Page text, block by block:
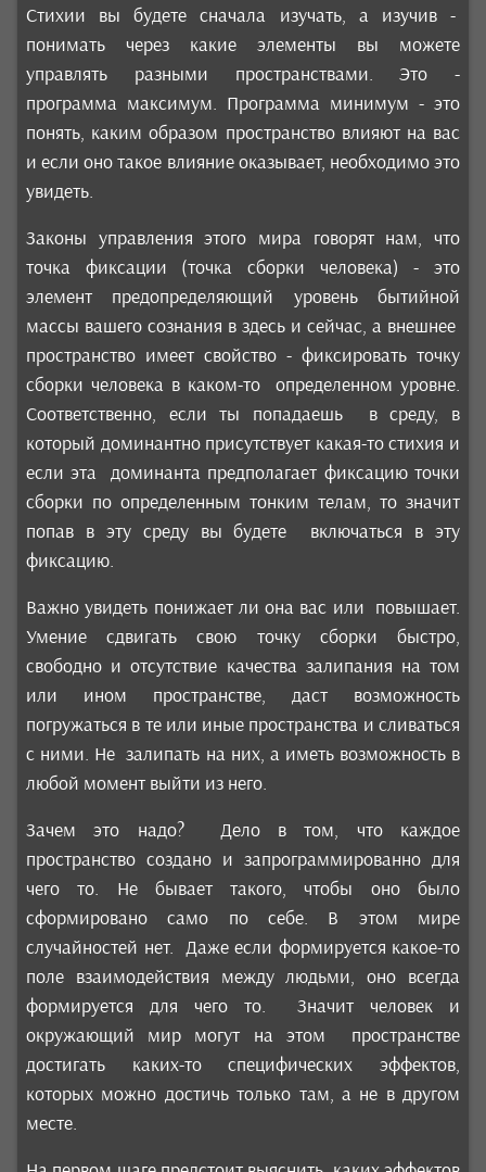
Стихии вы будете сначала изучать, а изучив -
понимать через какие элементы вы можете
управлять разными пространствами. Это -
программа максимум. Программа минимум - это
понять, каким образом пространство влияют на вас
и если оно такое влияние оказывает, необходимо это
увидеть.
Законы управления этого мира говорят нам, что
точка фиксации (точка сборки человека) - это
элемент предопределяющий уровень бытийной
массы вашего сознания в здесь и сейчас, а внешнее
пространство имеет свойство - фиксировать точку
сборки человека в каком-то определенном уровне.
Соответственно, если ты попадаешь в среду, в
который доминантно присутствует какая-то стихия и
если эта доминанта предполагает фиксацию точки
сборки по определенным тонким телам, то значит
попав в эту среду вы будете включаться в эту
фиксацию.
Важно увидеть понижает ли она вас или повышает.
Умение сдвигать свою точку сборки быстро,
свободно и отсутствие качества залипания на том
или ином пространстве, даст возможность
погружаться в те или иные пространства и сливаться
с ними. Не залипать на них, а иметь возможность в
любой момент выйти из него.
Зачем это надо? Дело в том, что каждое
пространство создано и запрограммированно для
чего то. Не бывает такого, чтобы оно было
сформировано само по себе. В этом мире
случайностей нет. Даже если формируется какое-то
поле взаимодействия между людьми, оно всегда
формируется для чего то. Значит человек и
окружающий мир могут на этом пространстве
достигать каких-то специфических эффектов,
которых можно достичь только там, а не в другом
месте.